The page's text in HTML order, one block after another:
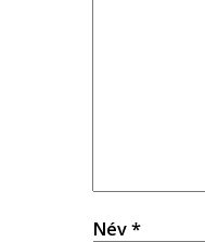
Név*